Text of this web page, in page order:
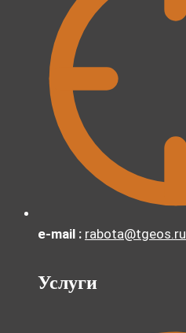
e-mail : rabota@tgeos.ru
Услуги